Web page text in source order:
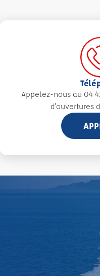
Appelez-nous au 04
d'ouvertures